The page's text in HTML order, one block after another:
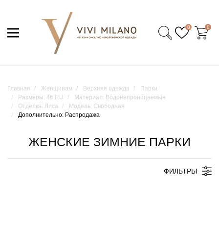
0 0
Главная Женщинам Верхняя одежда
Парки
Размеры: 46 RU
Материал: Водонепроницаемые
Отделка: Лиса
Модель: Свободная
Дополнительно: Распродажа
ЖЕНСКИЕ ЗИМНИЕ ПАРКИ
ФИЛЬТРЫ